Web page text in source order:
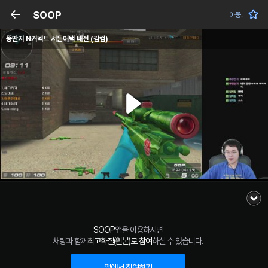
SOOP 아뚱.
뚱딴지 N커넥트 서든어택 내전 (감컴)
SOOP앱을 이용하시면
채팅과 함께최고화질(원본)로 참여하실 수 있습니다.